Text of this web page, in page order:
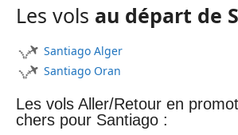
Les vols au départ de
Santiago Alger
Santiago Oran
Les vols Aller/Retour en
chers pour Santiago :